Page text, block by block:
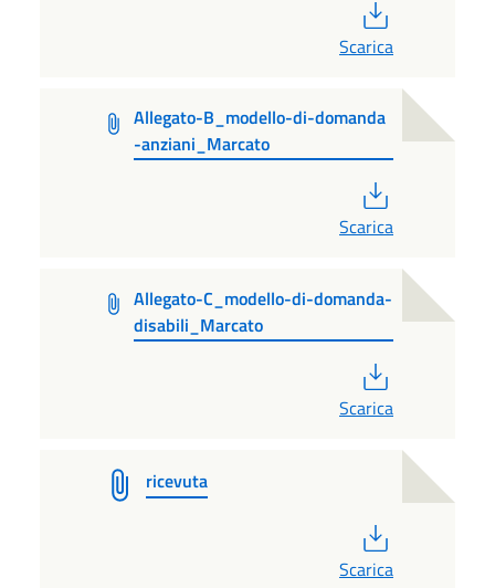
Scarica
Allegato-B_modello-di-domanda
-anziani_Marcato
Scarica
Allegato-C_modello-di-domanda-
disabili_Marcato
Scarica
ricevuta
Scarica